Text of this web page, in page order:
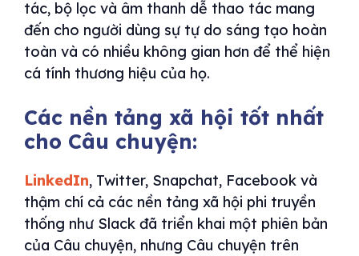
tác, bộ lọc và âm thanh dễ thao tác mang
đến cho người dùng sự tự do sáng tạo hoàn
toàn và có nhiều không gian hơn để thể hiện
cá tính thương hiệu của họ.
Các nền tảng xã hội tốt nhất
cho Câu chuyện:
LinkedIn, Twitter, Snapchat, Facebook và
thậm chí cả các nền tảng xã hội phi truyền
thống như Slack đã triển khai một phiên bản
của Câu chuyện, nhưng Câu chuyện trên